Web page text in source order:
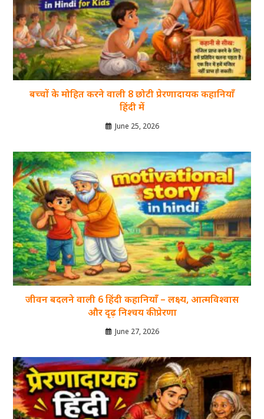
बच्चों के मोहित करने वाली 8 छोटी प्रेरणादायक कहानियाँ
हिंदी में
June 25, 2026
जीवन बदलने वाली 6 हिंदी कहानियाँ – लक्ष्य, आत्मविश्वास
और दृढ़ निश्चय की प्रेरणा
June 27, 2026